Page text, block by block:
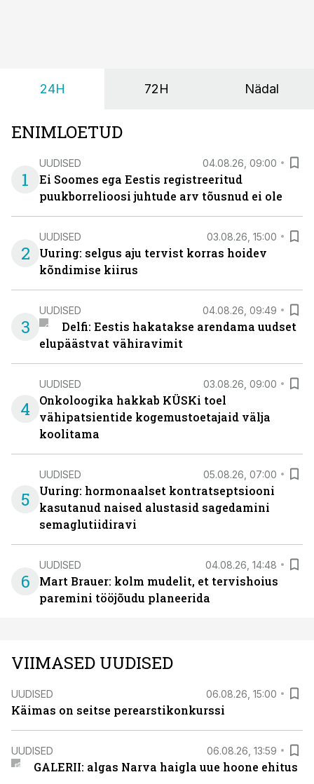
24H 72H Nädal
ENIMLOETUD
1
UUDISED 04.08.26, 09:00
Ei Soomes ega Eestis registreeritud
puukborrelioosi juhtude arv tõusnud ei ole
2
UUDISED 03.08.26, 15:00
Uuring: selgus aju tervist korras hoidev
kõndimise kiirus
3
UUDISED 04.08.26, 09:49
Delfi: Eestis hakatakse arendama uudset
elupäästvat vähiravimit
4
UUDISED 03.08.26, 09:00
Onkoloogika hakkab KÜSKi toel
vähipatsientide kogemustoetajaid välja
koolitama
5
UUDISED 05.08.26, 07:00
Uuring: hormonaalset kontratseptsiooni
kasutanud naised alustasid sagedamini
semaglutiidiravi
6
UUDISED 04.08.26, 14:48
Mart Brauer: kolm mudelit, et tervishoius
paremini tööjõudu planeerida
VIIMASED UUDISED
UUDISED 06.08.26, 15:00
Käimas on seitse perearstikonkurssi
UUDISED 06.08.26, 13:59
GALERII: algas Narva haigla uue hoone ehitus